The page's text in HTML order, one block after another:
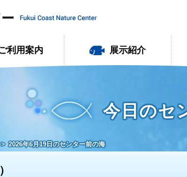
利用案内 展示紹介
今日のセ
2026年6月19日のセンター前の海